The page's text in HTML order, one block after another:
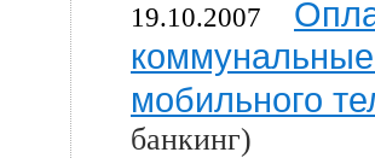
19.10.2007
мобильного
банкинг)